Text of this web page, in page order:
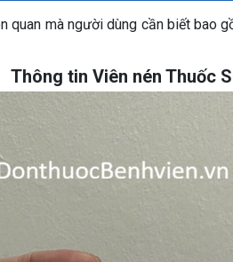
quan mà người dùng cần biết bao
Thông tin Viên nén Thuốc